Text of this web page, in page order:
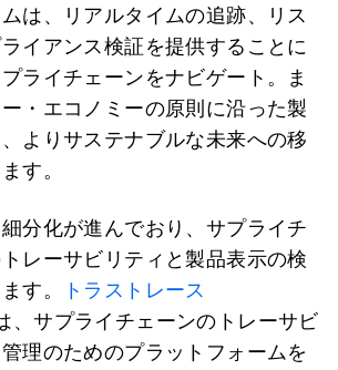
は、リアルタイムの追跡、リス
イアンス検証を提供することに
ライチェーンをナビゲート。ま
・エコノミーの原則に沿った製
よりサステナブルな未来への移
す。
分化が進んでおり、サプライチ
レーサビリティと製品表示の検
す。
トラストレース
、サプライチェーンのトレーサビ
理のためのプラットフォームを